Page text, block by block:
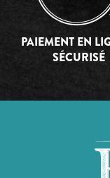
PAIEMENT EN
SÉCURISÉ